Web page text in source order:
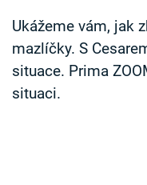
Sledujte nás
Ukážeme vám, jak
mazlíčky. S
situace. Prima
situaci.